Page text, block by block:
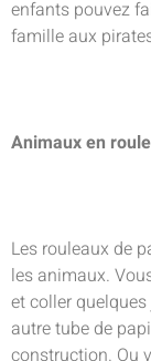
enfants pouvez
famille aux
Animaux en
Les rouleaux de
les animaux.
et coller
autre tube de
construction. Ou